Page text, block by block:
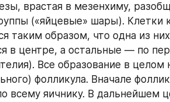
врастая в мезенхиму,
(«яйцевые» шары). Клетки
таким образом, что одна из
в центре, а остальные — по
Все образование в целом
фолликула. Вначале
всему яичнику. В дальнейшем